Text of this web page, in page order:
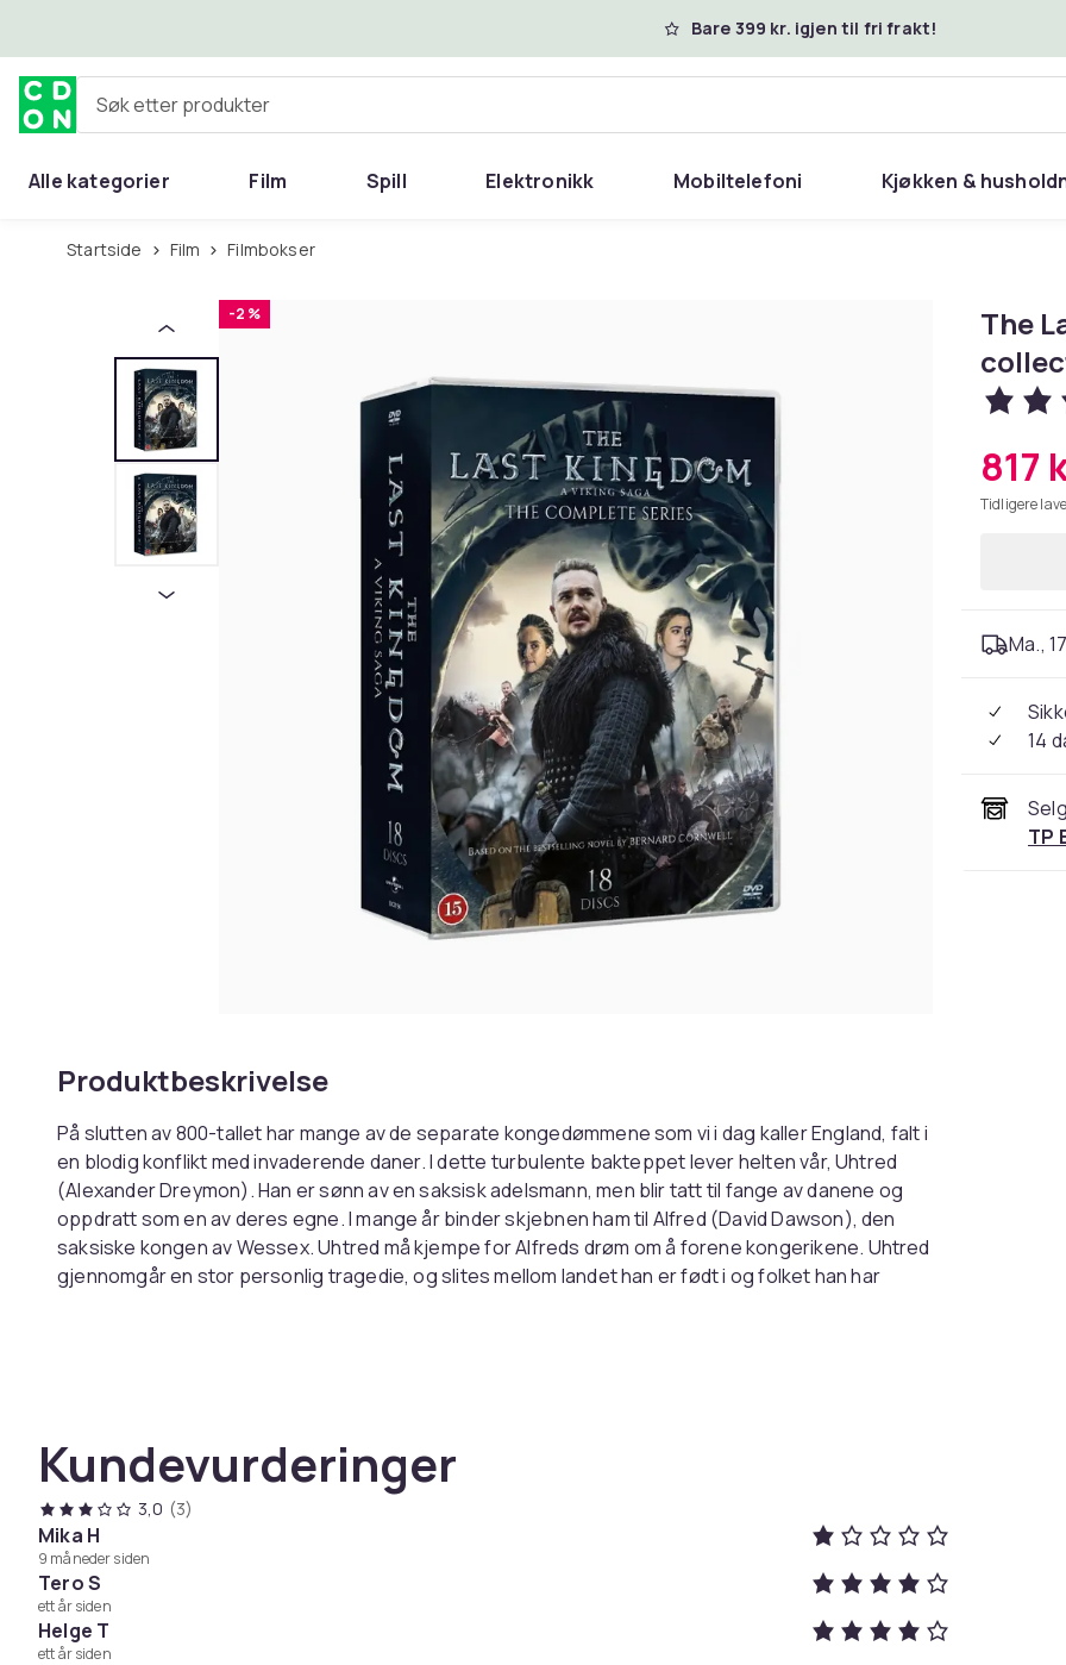
Bare 399 kr. igjen til fri frakt!
Søk etter produkter
Alle kategorier Film Spill Elektronikk Mobiltelefoni Kjøkken &
Startside Film Filmbokser
-2 %
Produktbeskrivelse
På slutten av 800-tallet har mange av de separate kongedømmene som vi i dag kaller England, falt i
en blodig konflikt med invaderende daner. I dette turbulente bakteppet lever helten vår, Uhtred
(Alexander Dreymon). Han er sønn av en saksisk adelsmann, men blir tatt til fange av danene og
oppdratt som en av deres egne. I mange år binder skjebnen ham til Alfred (David Dawson), den
saksiske kongen av Wessex. Uhtred må kjempe for Alfreds drøm om å forene kongerikene. Uhtred
gjennomgår en stor personlig tragedie, og slites mellom landet han er født i og folket han har
Talte språk:
Undertekster:
Språk på omslaget:
Denne teksten er automatisk oversatt, og det kan forekomme feil.
Artikkel nr.
bedfa2a8-ba96-5485-9b7b-0bcd3ecadbcb
Kundevurderinger
3,0 (3)
Mika H
9 måneder siden
Tero S
ett år siden
Helge T
ett år siden
The
817
Tidligere
Ma.,
14
TP